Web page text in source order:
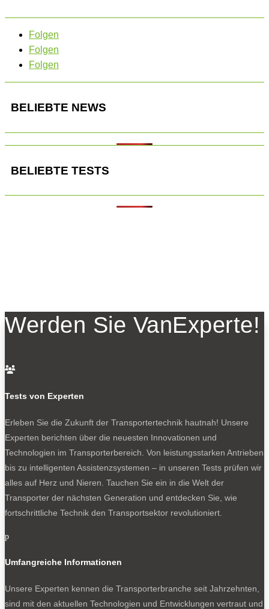
Folgen
Folgen
Folgen
BELIEBTE NEWS
BELIEBTE TESTS
Werden Sie VanExperte!

Tests von Experten
Erleben Sie die Zukunft der Transportertechnik hautnah! Unsere
Experten berichten über die neuesten Innovationen und
Technologien im Transporterbereich. Von leistungsstarken Antrieben
bis zu intelligenten Assistenzsystemen – in unseren Tests prüfen wir
alles auf Herz und Nieren. Tauchen Sie ein in die Welt der
Transporter der nächsten Generation und entdecken Sie, wie
fortschrittliche Technik den Transportsektor revolutioniert.
p
Umfangreiche Informationen
Unsere Experten kennen die Transporterbranche seit Jahrzehnten,
sind mit den aktuellen Technologien und Entwicklungen vertraut und